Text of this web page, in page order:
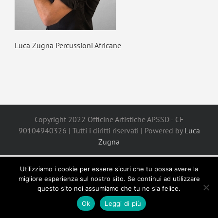
Luca Zugna Percussioni Africane
Copyright 2022 Officine Artistiche APSSD - CF
90104940326 | Tutti i diritti riservati | Powered by Luca
Zugna
Utilizziamo i cookie per essere sicuri che tu possa avere la
migliore esperienza sul nostro sito. Se continui ad utilizzare
questo sito noi assumiamo che tu ne sia felice.
Ok
Leggi di più